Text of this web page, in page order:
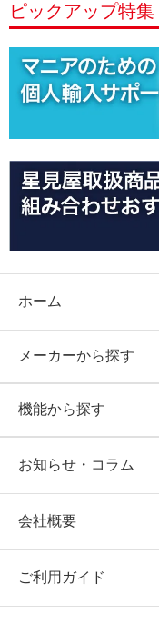
ピックアップ特集
ホーム
メーカーから探す
機能から探す
お知らせ・コラム
会社概要
ご利用ガイド